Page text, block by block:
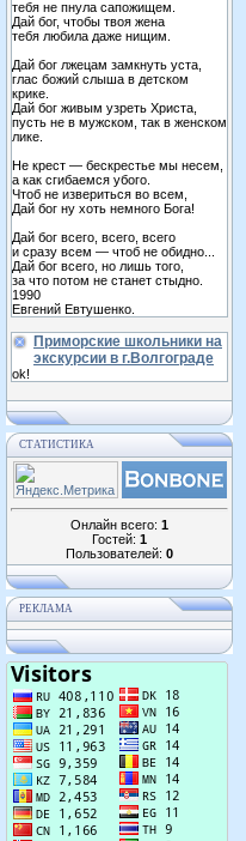
тебя не пнула сапожищем.
Дай бог, чтобы твоя жена
тебя любила даже нищим.
Дай бог лжецам замкнуть уста,
глас божий слыша в детском
крике.
Дай бог живым узреть Христа,
пусть не в мужском, так в женском
лике.
Не крест — бескрестье мы несем,
а как сгибаемся убого.
Чтоб не извериться во всем,
Дай бог ну хоть немного Бога!
Дай бог всего, всего, всего
и сразу всем — чтоб не обидно...
Дай бог всего, но лишь того,
за что потом не станет стыдно.
1990
Евгений Евтушенко.
Приморские школьники на
экскурсии в г.Волгограде
ok!
СТАТИСТИКА
Онлайн всего: 1
Гостей: 1
Пользователей: 0
РЕКЛАМА